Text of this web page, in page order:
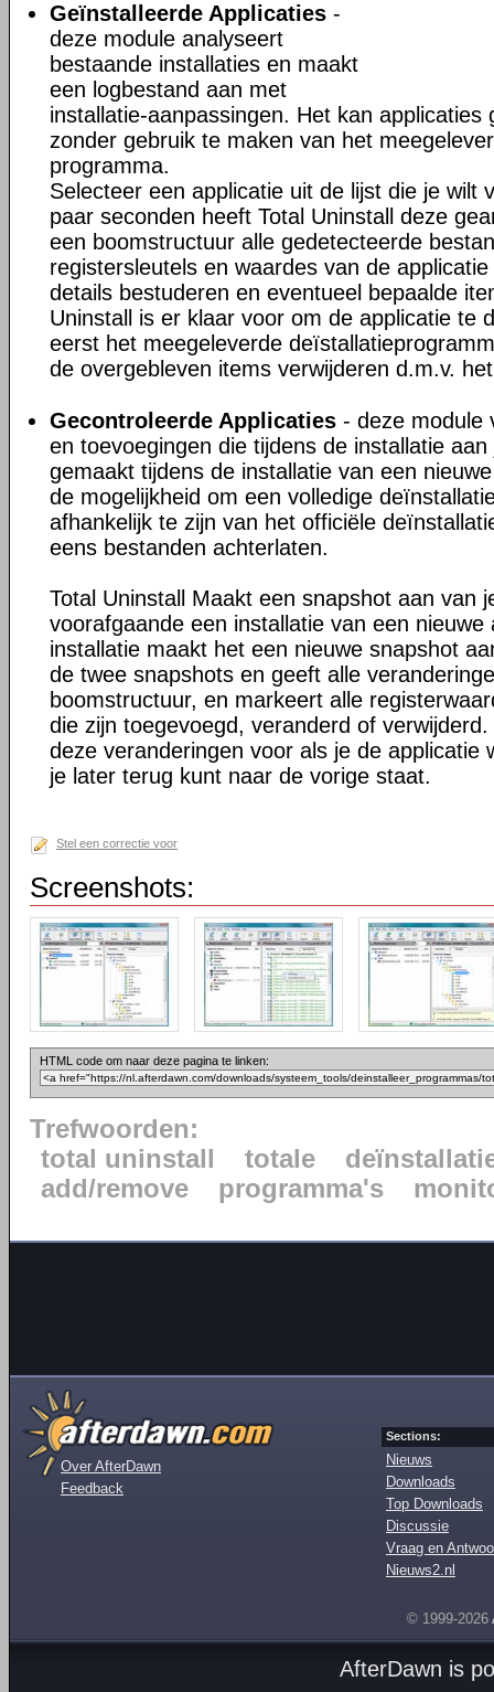
Geïnstalleerde Applicaties -
deze module analyseert
bestaande installaties en maakt
een logbestand aan met
installatie-aanpassingen. Het kan applicaties
zonder gebruik te maken van het
programma.
Selecteer een applicatie uit de lijst die je wilt
paar seconden heeft Total Uninstall deze
een boomstructuur alle gedetecteerde
registersleutels en waardes van de
details bestuderen en eventueel bepaalde
Uninstall is er klaar voor om de applicatie te
eerst het meegeleverde
de overgebleven items verwijderen d.m.v.
Gecontroleerde Applicaties - deze module
en toevoegingen die tijdens de installatie
gemaakt tijdens de installatie van een
de mogelijkheid om een volledige
afhankelijk te zijn van het officiële
eens bestanden achterlaten.
Total Uninstall Maakt een snapshot aan van
voorafgaande een installatie van een nieuwe
installatie maakt het een nieuwe snapshot
de twee snapshots en geeft alle
boomstructuur, en markeert alle
die zijn toegevoegd, veranderd of
deze veranderingen voor als je de applicatie
je later terug kunt naar de vorige staat.
Stel een correctie voor
Screenshots:
HTML code om naar deze pagina te linken:
Trefwoorden:
total uninstall
totale
add/remove
programma's
Over AfterDawn
Feedback
Sections:
Nieuws
Downloads
Top Downloads
Discussie
Vraag en
Nieuws2.nl
© 1999-2026
AfterDawn is